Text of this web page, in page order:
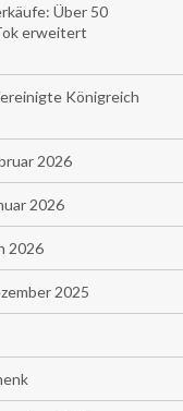
Über 50
erweitert
Königreich
2026
2026
2026
2025